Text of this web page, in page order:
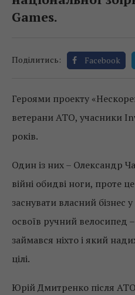
Games.
Поділитись: Facebook
Героями проекту
ветерани АТО, учасники
років.
Один із них – Олександр
війні обидві ноги, проте
заснувати власний бізнес
освоїв ручний велосипед
займався ніхто і який
цілі.
Юрій Дмитренко після